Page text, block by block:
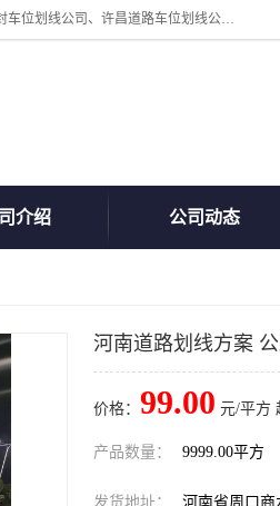
周口中为交通设施工程有限公司是一家洛阳道路划线公司、郑州道路划线公司、平顶山道路车位划线公司、开封车位划线公司、许昌道路车位划线公司、漯河道路车位划线公司，公司始终坚持“诚信、匠心、专注”的宗旨；我们的经营理念是：的服务。
介绍 公司动态
河南道路划线方案
价格： 99.00 元/平方
产品数量： 9999.00平方
发货地址： 河南省周口商